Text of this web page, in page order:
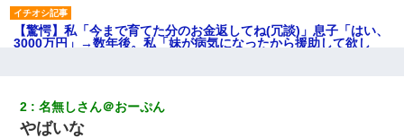
【驚愕】私「今まで育てた分のお金返してね(冗談)」息子「はい、
3000万円」→数年後。私「妹が病気になったから援助して欲し
高1のとき男に襲われ、不妊の叔母に頼まれて出産。→叔母夫婦が
養子縁組してアメリカに子供を連れ帰った。→9・11で叔母夫婦が
亡くなってしまい…
2 名無しさん＠おーぷん
やばいな